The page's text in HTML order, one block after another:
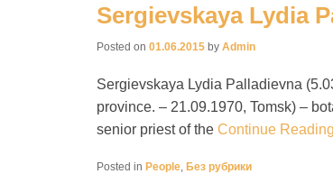
Sergievskaya Lydia
Posted on 01.06.2015 by Admin
Sergievskaya Lydia Palladievna
province. – 21.09.1970, Tomsk) –
senior priest of the Continue
Posted in People Без рубрики